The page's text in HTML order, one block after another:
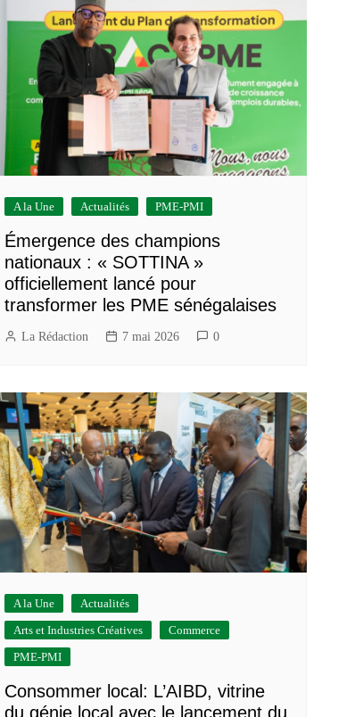
A la Une Actualités PME-PMI
Émergence des champions
nationaux : « SOTTINA »
officiellement lancé pour
transformer les PME sénégalaises
La Rédaction 7 mai 2026 0
A la Une
Actualités
Arts et Industries Créatives
Commerce
PME-PMI
Consommer local: L’AIBD, vitrine
du génie local avec le lancement du